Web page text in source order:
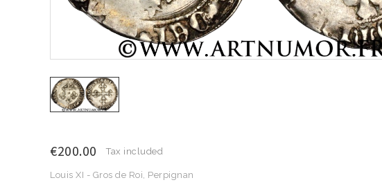
€200.00 Tax included
Louis XI - Gros de Roi, Perpignan